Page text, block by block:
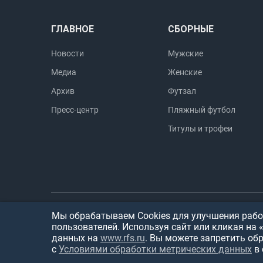
ГЛАВНОЕ
Новости
Медиа
Архив
Пресс-центр
СБОРНЫЕ
Мужские
Женские
Футзал
Пляжный футбол
Титулы и трофеи
© 1999-2026, Российский
футбольный союз
Москва, Народная ул. 7
Горячая
линия
Мы обрабатываем Cookies для улучшения
пользователей. Используя сайт или кликая
данных на www.rfs.ru. Вы можете запретить
с Условиями обработки метрических данных в